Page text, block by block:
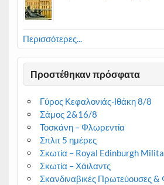
Περισσότερες...
Προστέθηκαν πρόσφατα
Γύρος Κεφαλονιάς-Ιθάκη 8/8
Σάμος 2&16/8
Τοσκάνη – Φλωρεντία
Σπλιτ 5 ημέρες
Σκωτία – Royal Edinburgh
Σκωτία – Χάιλαντς
Σκανδιναβικές Πρωτεύουσες